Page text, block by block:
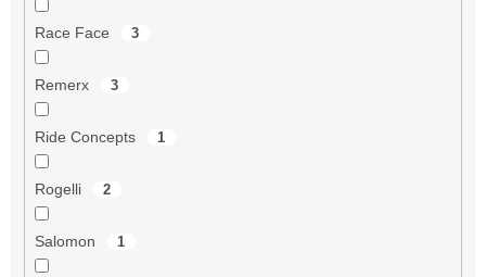
Race Face 3
Remerx 3
Ride Concepts 1
Rogelli 2
Salomon 1